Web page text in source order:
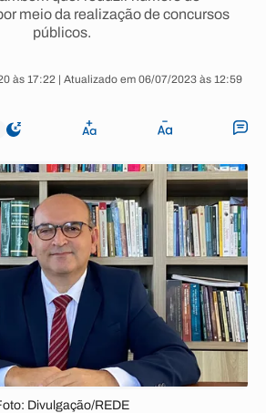
meio da realização de concursos
públicos.
às 17:22 | Atualizado em 06/07/2023 às 12:59
Divulgação/REDE